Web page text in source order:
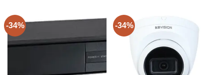
-34% -34%